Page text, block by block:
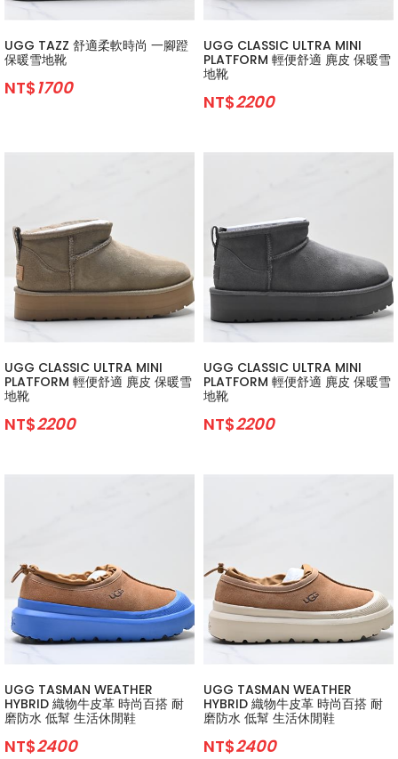
UGG TAZZ 舒適柔軟時尚 一腳蹬
保暖雪地靴
NT$1700
UGG CLASSIC ULTRA MINI
PLATFORM 輕便舒適 麂皮 保暖雪
地靴
NT$2200
UGG CLASSIC ULTRA MINI
PLATFORM 輕便舒適 麂皮 保暖雪
地靴
NT$2200
UGG CLASSIC ULTRA MINI
PLATFORM 輕便舒適 麂皮 保暖雪
地靴
NT$2200
UGG TASMAN WEATHER
HYBRID 織物牛皮革 時尚百搭 耐
磨防水 低幫 生活休閒鞋
NT$2400
UGG TASMAN WEATHER
HYBRID 織物牛皮革 時尚百搭 耐
磨防水 低幫 生活休閒鞋
NT$2400